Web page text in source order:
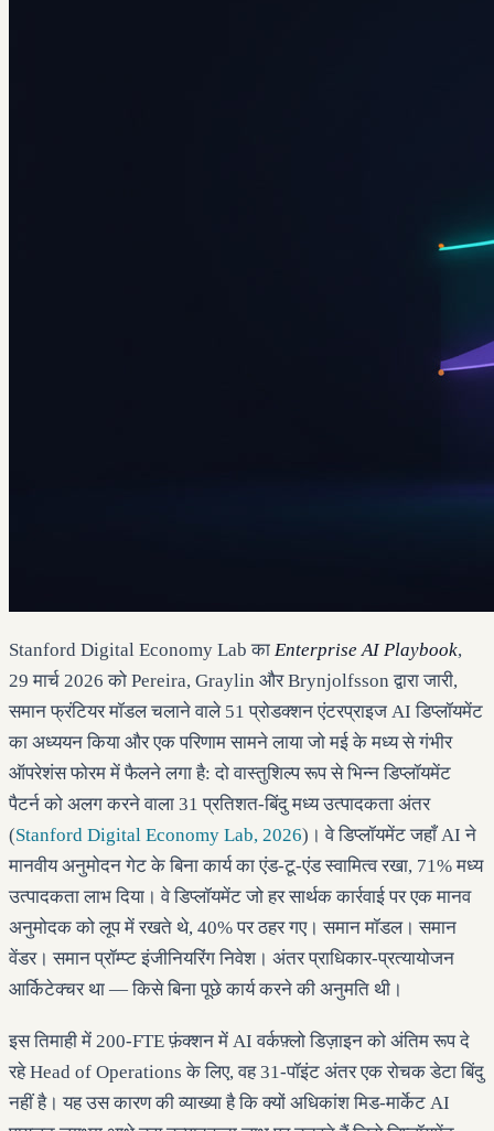
Stanford Digital Economy Lab का Enterprise AI Playbook,
29 मार्च 2026 को Pereira, Graylin और Brynjolfsson द्वारा जारी,
समान फ्रंटियर मॉडल चलाने वाले 51 प्रोडक्शन एंटरप्राइज AI डिप्लॉयमेंट
का अध्ययन किया और एक परिणाम सामने लाया जो मई के मध्य से गंभीर
ऑपरेशंस फोरम में फैलने लगा है: दो वास्तुशिल्प रूप से भिन्न डिप्लॉयमेंट
पैटर्न को अलग करने वाला 31 प्रतिशत-बिंदु मध्य उत्पादकता अंतर
(Stanford Digital Economy Lab, 2026)। वे डिप्लॉयमेंट जहाँ AI ने
मानवीय अनुमोदन गेट के बिना कार्य का एंड-टू-एंड स्वामित्व रखा, 71% मध्य
उत्पादकता लाभ दिया। वे डिप्लॉयमेंट जो हर सार्थक कार्रवाई पर एक मानव
अनुमोदक को लूप में रखते थे, 40% पर ठहर गए। समान मॉडल। समान
वेंडर। समान प्रॉम्प्ट इंजीनियरिंग निवेश। अंतर प्राधिकार-प्रत्यायोजन
आर्किटेक्चर था — किसे बिना पूछे कार्य करने की अनुमति थी।
इस तिमाही में 200-FTE फ़ंक्शन में AI वर्कफ़्लो डिज़ाइन को अंतिम रूप दे
रहे Head of Operations के लिए, वह 31-पॉइंट अंतर एक रोचक डेटा बिंदु
नहीं है। यह उस कारण की व्याख्या है कि क्यों अधिकांश मिड-मार्केट AI